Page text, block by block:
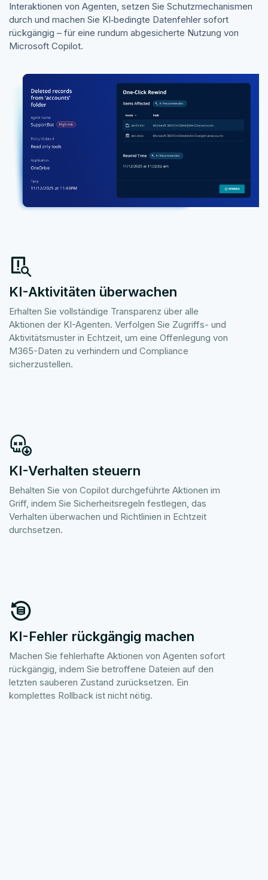
Interaktionen von Agenten, setzen Sie Schutzmechanismen
durch und machen Sie KI‑bedingte Datenfehler sofort
rückgängig – für eine rundum abgesicherte Nutzung von
Microsoft Copilot.
KI-Aktivitäten überwachen
Erhalten Sie vollständige Transparenz über alle
Aktionen der KI-Agenten. Verfolgen Sie Zugriffs- und
Aktivitätsmuster in Echtzeit, um eine Offenlegung von
M365-Daten zu verhindern und Compliance
sicherzustellen.
KI-Verhalten steuern
Behalten Sie von Copilot durchgeführte Aktionen im
Griff, indem Sie Sicherheitsregeln festlegen, das
Verhalten überwachen und Richtlinien in Echtzeit
durchsetzen.
KI-Fehler rückgängig machen
Machen Sie fehlerhafte Aktionen von Agenten sofort
rückgängig, indem Sie betroffene Dateien auf den
letzten sauberen Zustand zurücksetzen. Ein
komplettes Rollback ist nicht nötig.